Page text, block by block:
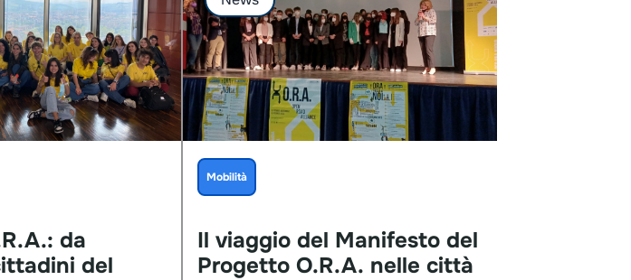
da
del
Mobilità
Il viaggio del Manifesto del
Progetto O.R.A. nelle città